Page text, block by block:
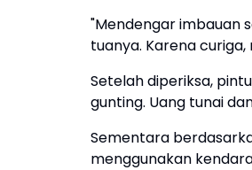
"Mendengar imbauan
tuanya. Karena
Setelah diperiksa,
gunting. Uang tunai
Sementara
menggunakan